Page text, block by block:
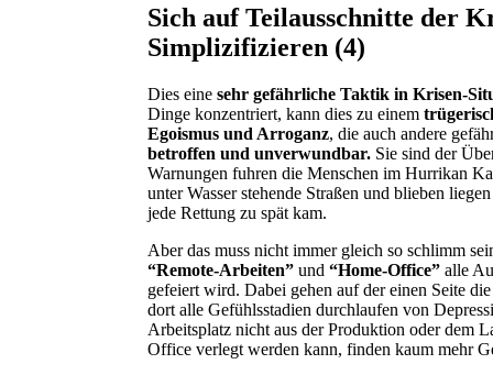
Sich auf Teilausschnitte der
Simplizifizieren (4)
Dies eine sehr gefährliche Taktik in Krisen-
Dinge konzentriert, kann dies zu einem
Egoismus und Arroganz, die auch andere
betroffen und unverwundbar. Sie sind der
Warnungen fuhren die Menschen im Hurrikan
unter Wasser stehende Straßen und blieben
jede Rettung zu spät kam.
Aber das muss nicht immer gleich so schlimm
“Remote-Arbeiten” und “Home-Office” alle
gefeiert wird. Dabei gehen auf der einen Seite
dort alle Gefühlsstadien durchlaufen von
Arbeitsplatz nicht aus der Produktion oder dem
Office verlegt werden kann, finden kaum mehr